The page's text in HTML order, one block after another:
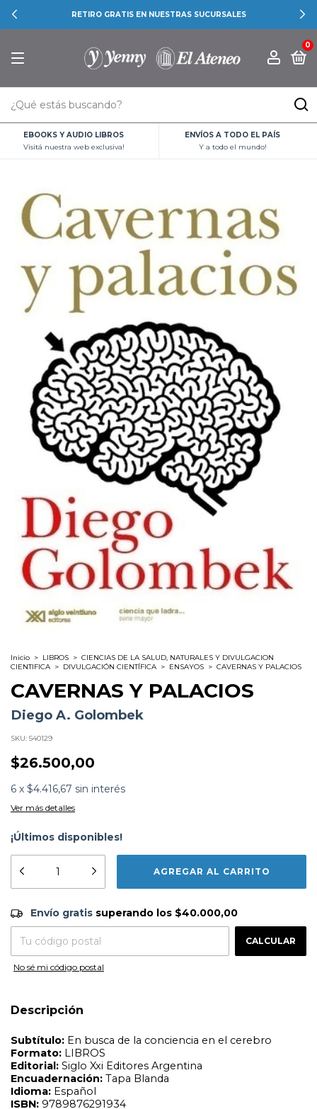
RETIRO GRATIS EN NUESTRAS SUCURSALES
0
EBOOKS Y AUDIO LIBROS
Visitá nuestra web exclusiva!
ENVÍOS A TODO EL PAÍS
Y a todo el mundo!
Inicio > LIBROS > CIENCIAS DE LA SALUD, NATURALES Y DIVULGACION
CIENTIFICA > DIVULGACIÓN CIENTÍFICA > ENSAYOS > CAVERNAS Y PALACIOS
CAVERNAS Y PALACIOS
Diego A. Golombek
SKU: 540129
$26.500,00
6 x $4.416,67 sin interés
Ver más detalles
¡Últimos disponibles!
Envío gratis $40.000,00
Entregas para el CP: CAMBIAR CP
Envío gratis superando los $40.000,00
CALCULAR
No sé mi código postal
Descripción
Subtítulo:
En busca de la conciencia en el cerebro
Formato:
LIBROS
Editorial:Siglo Xxi Editores Argentina
Idioma:Español
ISBN:
9789876291934
Dimensiones:23 x 16 cm
Sinópsis
neuronas originan el pensamiento, las emociones, los
sueños, las percepciones. Ese misterioso tesoro que
cerebro? ¿Deberemos aceptar que nuestra historia,
nuestras emociones, nuestra conciencia, nuestros
dolores todo está codificado en la actividad de unos miles
de millones de neuronas? Hoy podemos mirar el
cerebro en acción desde afuera, y así vislumbrar sus